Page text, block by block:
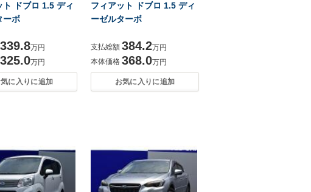
ト ドブロ 1.5 ディ
ーボ
339.8万円
325.0万円
に入りに追加
フィアット ドブロ 1.5 ディ
ーゼルターボ
支払総額 384.2万円
本体価格 368.0万円
お気に入りに追加